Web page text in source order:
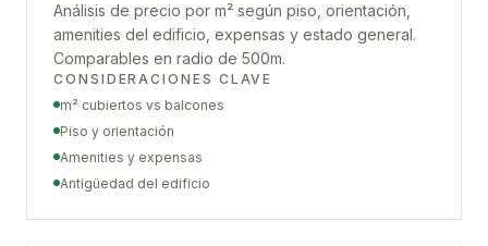
Análisis de precio por m² según piso, orientación,
amenities del edificio, expensas y estado general.
Comparables en radio de 500m.
CONSIDERACIONES CLAVE
m² cubiertos vs balcones
Piso y orientación
Amenities y expensas
Antigüedad del edificio